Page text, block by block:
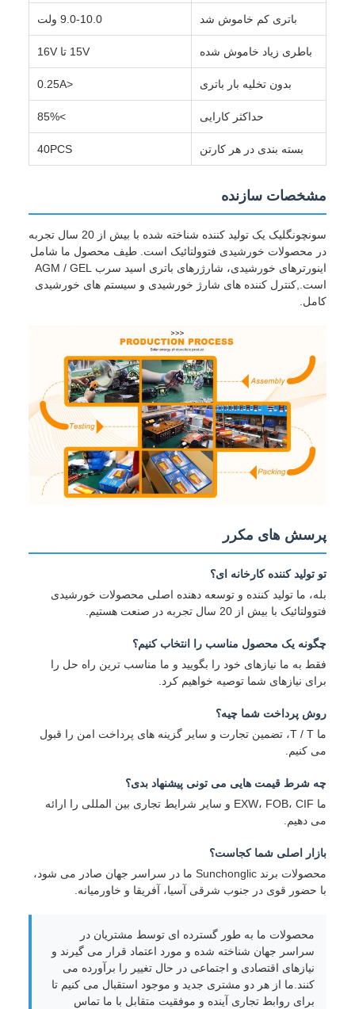
باتری کم خاموش شد 9.0-10.0 ولت
باطری زیاد خاموش شده 15V تا 16V
بدون تخلیه بار باتری <0.25A
حداکثر کارایی >85%
بسته بندی در هر کارتن 40PCS
مشخصات سازنده
سونچونگلیک یک تولید کننده شناخته شده با بیش از 20 سال تجربه
در محصولات خورشیدی فتوولتائیک است. طیف محصول ما شامل
اینورترهای خورشیدی، شارژرهای باتری اسید سرب AGM / GEL
است.,کنترل کننده های شارژ خورشیدی و سیستم های خورشیدی
کامل.
پرسش های مکرر
تو تولید کننده کارخانه ای؟
بله، ما تولید کننده و توسعه دهنده اصلی محصولات خورشیدی
فتوولتائیک با بیش از 20 سال تجربه در صنعت هستیم.
چگونه یک محصول مناسب را انتخاب کنیم؟
فقط به ما نیازهای خود را بگویید و ما مناسب ترین راه حل را
برای نیازهای شما توصیه خواهیم کرد.
روش پرداخت شما چيه؟
ما T / T، تضمین تجارت و سایر گزینه های پرداخت امن را قبول
می کنیم.
چه شرط قیمت هایی می تونی پیشنهاد بدی؟
ما EXW، FOB، CIF و سایر شرایط تجاری بین المللی را ارائه
می دهیم.
بازار اصلی شما کجاست؟
محصولات برند Sunchonglic ما در سراسر جهان صادر می شود،
با حضور قوی در جنوب شرقی آسیا، آفریقا و خاورمیانه.
محصولات ما به طور گسترده ای توسط مشتریان در
سراسر جهان شناخته شده و مورد اعتماد قرار می گیرند و
نیازهای اقتصادی و اجتماعی در حال تغییر را برآورده می
کنند.ما از هر دو مشتری جدید و موجود استقبال می کنیم تا
برای روابط تجاری آینده و موفقیت متقابل با ما تماس